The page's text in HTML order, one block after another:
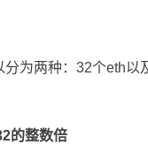
为两种：32个eth
的整数倍